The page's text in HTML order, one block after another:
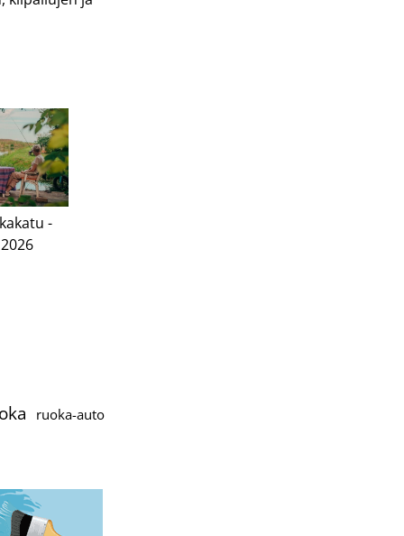
-
ruoka-auto